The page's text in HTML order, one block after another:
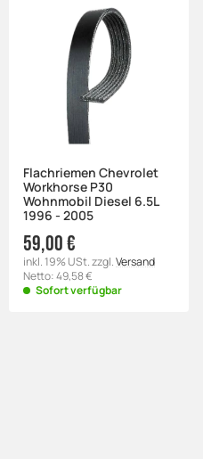
Flachriemen Chevrolet
Workhorse P30
Wohnmobil Diesel 6.5L
1996 - 2005
59,00 €
inkl. 19% USt. zzgl.Versand
Netto: 49,58 €
Sofort verfügbar